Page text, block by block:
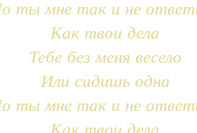
ты мне так и не
Как твои дела
Тебе без меня весело
Или сидишь одна
ты мне так и не
Как твои дела